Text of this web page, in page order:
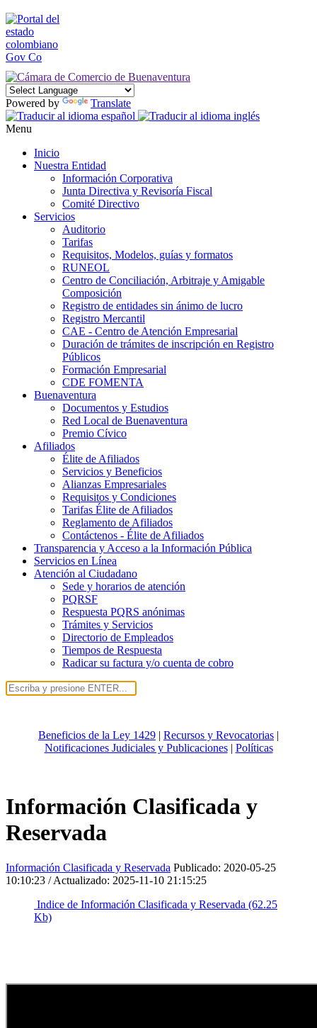
Powered by Translate
Menu
Inicio
Nuestra Entidad
Información Corporativa
Junta Directiva y Revisoría Fiscal
Comité Directivo
Servicios
Auditorio
Tarifas
Requisitos, Modelos, guías y formatos
RUNEOL
Centro de Conciliación, Arbitraje y Amigable
Composición
Registro de entidades sin ánimo de lucro
Registro Mercantil
CAE - Centro de Atención Empresarial
Duración de trámites de inscripción en Registro
Públicos
Formación Empresarial
CDE FOMENTA
Buenaventura
Documentos y Estudios
Red Local de Buenaventura
Premio Cívico
Afiliados
Élite de Afiliados
Servicios y Beneficios
Alianzas Empresariales
Requisitos y Condiciones
Tarifas Élite de Afiliados
Reglamento de Afiliados
Contáctenos - Élite de Afiliados
Transparencia y Acceso a la Información Pública
Servicios en Línea
Atención al Ciudadano
Sede y horarios de atención
PQRSF
Respuesta PQRS anónimas
Trámites y Servicios
Directorio de Empleados
Tiempos de Respuesta
Radicar su factura y/o cuenta de cobro
Beneficios de la Ley 1429 | Recursos y Revocatorias |
Notificaciones Judiciales y Publicaciones| Políticas
Información Clasificada y
Reservada
Información Clasificada y Reservada Publicado: 2020-05-25
10:10:23 / Actualizado: 2025-11-10 21:15:25
Indice de Información Clasificada y Reservada (62.25
Kb)